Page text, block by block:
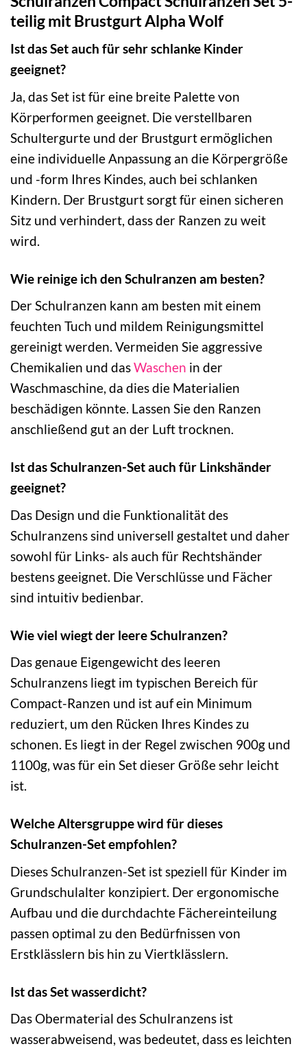
teilig mit Brustgurt Alpha Wolf
Ist das Set auch für sehr schlanke Kinder
geeignet?
Ja, das Set ist für eine breite Palette von
Körperformen geeignet. Die verstellbaren
Schultergurte und der Brustgurt ermöglichen
eine individuelle Anpassung an die Körpergröße
und -form Ihres Kindes, auch bei schlanken
Kindern. Der Brustgurt sorgt für einen sicheren
Sitz und verhindert, dass der Ranzen zu weit
wird.
Wie reinige ich den Schulranzen am besten?
Der Schulranzen kann am besten mit einem
feuchten Tuch und mildem Reinigungsmittel
gereinigt werden. Vermeiden Sie aggressive
Chemikalien und dasWaschen in der
Waschmaschine, da dies die Materialien
beschädigen könnte. Lassen Sie den Ranzen
anschließend gut an der Luft trocknen.
Ist das Schulranzen-Set auch für Linkshänder
geeignet?
Das Design und die Funktionalität des
Schulranzens sind universell gestaltet und daher
sowohl für Links- als auch für Rechtshänder
bestens geeignet. Die Verschlüsse und Fächer
sind intuitiv bedienbar.
Wie viel wiegt der leere Schulranzen?
Das genaue Eigengewicht des leeren
Schulranzens liegt im typischen Bereich für
Compact-Ranzen und ist auf ein Minimum
reduziert, um den Rücken Ihres Kindes zu
schonen. Es liegt in der Regel zwischen 900g und
1100g, was für ein Set dieser Größe sehr leicht
ist.
Welche Altersgruppe wird für dieses
Schulranzen-Set empfohlen?
Dieses Schulranzen-Set ist speziell für Kinder im
Grundschulalter konzipiert. Der ergonomische
Aufbau und die durchdachte Fächereinteilung
passen optimal zu den Bedürfnissen von
Erstklässlern bis hin zu Viertklässlern.
Ist das Set wasserdicht?
Das Obermaterial des Schulranzens ist
wasserabweisend, was bedeutet, dass es leichten